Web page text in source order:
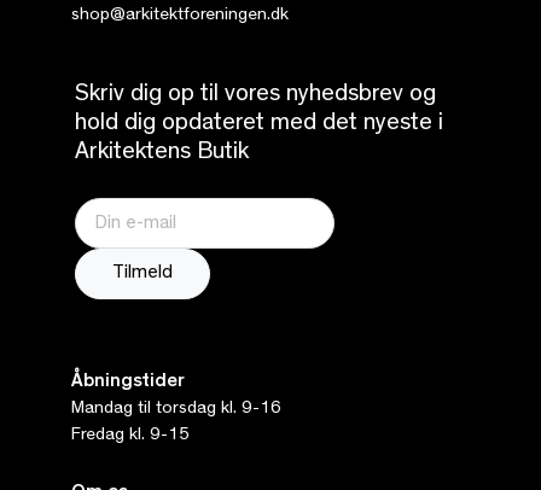
shop@arkitektforeningen.dk
Skriv dig op til vores nyhedsbrev og
hold dig opdateret med det nyeste i
Arkitektens Butik
Åbningstider
Mandag til torsdag kl. 9-16
Fredag kl. 9-15